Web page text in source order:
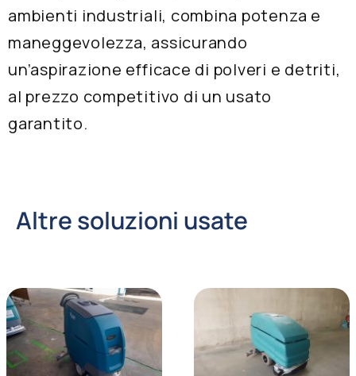
ambienti industriali, combina potenza e
maneggevolezza, assicurando
un’aspirazione efficace di polveri e detriti,
al prezzo competitivo di un usato
garantito.
Altre soluzioni usate